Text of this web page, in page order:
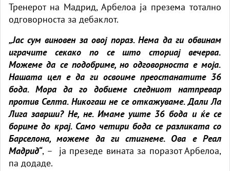
Тренерот на Мадрид, Арбелоа ја презема тотално
одговорноста за дебаклот.
„Јас сум виновен за овој пораз. Нема да ги обвинам
играчите секако по се што сториај вечерва.
Можеме да се подобриме, но одговорноста е моја.
Нашата цел е да ги освоиме преостанатите 36
бода. Мора да го добиеме следниот натпревар
против Селта. Никогаш не се откажуваме. Дали Ла
Лига заврши? Не, не. Имаме уште 36 бода и ќе се
бориме до крај. Само четири бода се разликата со
Барселона, можеме да ги стигнеме. Ова е Реал
Мадрид“, – ја презеде вината за поразот Арбелоа,
па додаде.